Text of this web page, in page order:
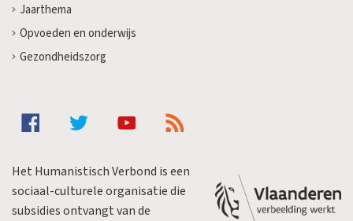
Jaarthema
Opvoeden en onderwijs
Gezondheidszorg
Het Humanistisch Verbond is een
sociaal-culturele organisatie die
subsidies ontvangt van de